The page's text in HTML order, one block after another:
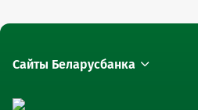
Сайты Беларусбанка